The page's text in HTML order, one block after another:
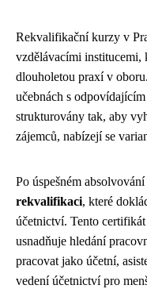
Rekvalifikační kurzy v
vzdělávacími
dlouholetou praxí v
učebnách s
strukturovány tak, aby
zájemců, nabízejí se
Po úspešném
rekvalifikaci, které
účetnictví. Tento
usnadňuje hledání
pracovat jako účetní,
vedení účetnictví pro